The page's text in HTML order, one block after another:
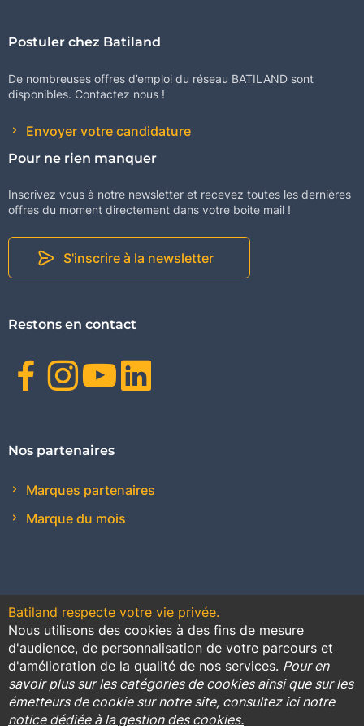
Postuler chez Batiland
De nombreuses offres d’emploi du réseau BATILAND sont
disponibles. Contactez nous !
Envoyer votre candidature
Pour ne rien manquer
Inscrivez vous à notre newsletter et recevez toutes les dernières
offres du moment directement dans votre boite mail !
S'inscrire à la newsletter
Restons en contact
Facebook
Instagram
Youtube
Nos partenaires
Marques partenaires
Marque du mois
Contact Conditions générales de vente
Promotions
Règlement général sur la protection des données
Batiland respecte votre vie privée.
Nous utilisons des cookies à des fins de mesure
d'audience, de personnalisation de votre parcours et
d'amélioration de la qualité de nos services. Pour en
savoir plus sur les catégories de cookies ainsi que sur les
émetteurs de cookie sur notre site, consultez ici notre
notice dédiée à la gestion des cookies.